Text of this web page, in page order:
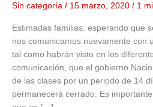
Sin categoría / 15 marzo, 2020 / 1
Estimadas familias: esperando que
nos comunicamos nuevamente con
tal como habrán visto en los
comunicación, que el gobierno
de las clases por un periodo de 14
permanecerá cerrado. Es
Sector